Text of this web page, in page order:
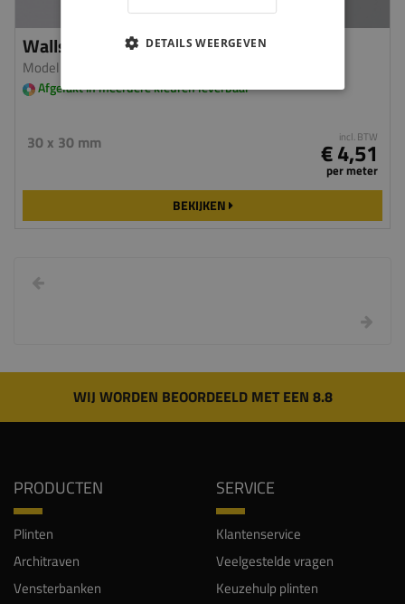
Wallstyl WE1
Model WP28
Afgelakt in meerdere kleuren leverbaar
30 x 30 mm incl. BTW
€ 4,51
per meter
BEKIJKEN
WIJ WORDEN BEOORDEELD MET EEN 8.8
PRODUCTEN
Plinten
Architraven
Vensterbanken
SERVICE
Klantenservice
Veelgestelde vragen
Keuzehulp plinten
DETAILS WEERGEVEN